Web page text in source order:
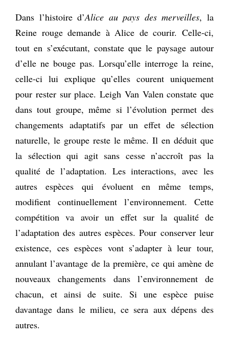
Dans l’histoire d’Alice au pays des merveilles, la
Reine rouge demande à Alice de courir. Celle-ci,
tout en s’exécutant, constate que le paysage autour
d’elle ne bouge pas. Lorsqu’elle interroge la reine,
celle-ci lui explique qu’elles courent uniquement
pour rester sur place. Leigh Van Valen constate que
dans tout groupe, même si l’évolution permet des
changements adaptatifs par un effet de sélection
naturelle, le groupe reste le même. Il en déduit que
la sélection qui agit sans cesse n’accroît pas la
qualité de l’adaptation. Les interactions, avec les
autres espèces qui évoluent en même temps,
modifient continuellement l’environnement. Cette
compétition va avoir un effet sur la qualité de
l’adaptation des autres espèces. Pour conserver leur
existence, ces espèces vont s’adapter à leur tour,
annulant l’avantage de la première, ce qui amène de
nouveaux changements dans l’environnement de
chacun, et ainsi de suite. Si une espèce puise
davantage dans le milieu, ce sera aux dépens des
autres.